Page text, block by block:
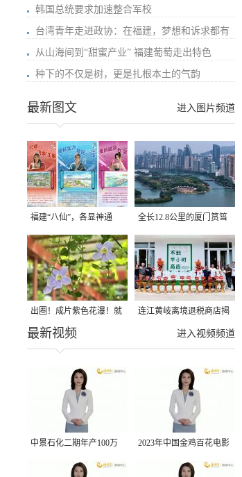
韩国总统要求加速整合军校
台湾青年走进政协：在福建，梦想和诉求都有
从山海间到“甜蜜产业” 福建葡萄走出特色
种下的不仅是树，更是扎根本土的气韵
进入图片频道
最新图文
福建“八仙”，各显神通 全长12.8公里的厦门筼筜
湖健身步道全线贯通
出圈！成片紫色花瀑！就
在光明港公园
连江黄岐离境退税商店揭
进入视频频道
最新视频
中景石化二期年产100万
吨丙烷脱氢项目建成中交
2023年中国金鸡百花电影
节有福电影巡展31日启动